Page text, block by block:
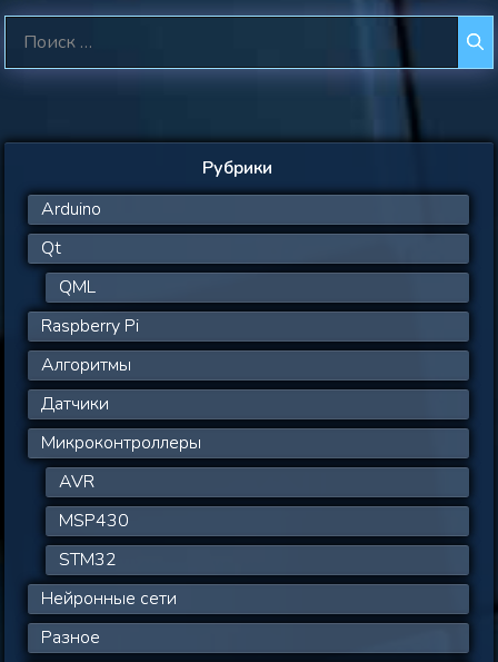
Рубрики
Arduino
Qt
QML
Raspberry Pi
Алгоритмы
Датчики
Микроконтроллеры
AVR
MSP430
STM32
Нейронные сети
Разное